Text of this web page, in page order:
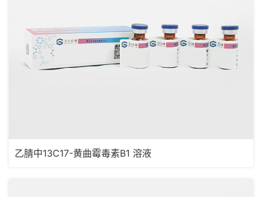
乙腈中13C17-黄曲霉毒素B1 溶液